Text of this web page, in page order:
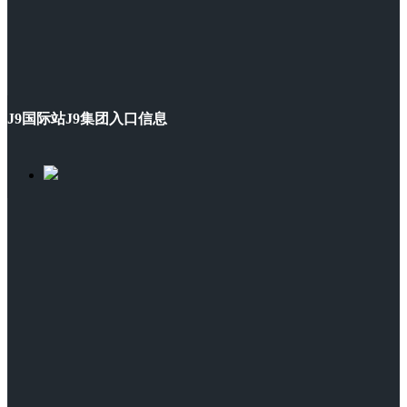
J9国际站J9集团入口信息